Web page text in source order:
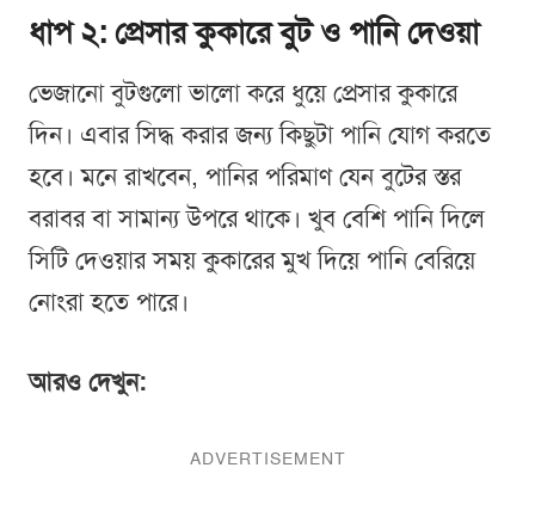
ধাপ ২: প্রেসার কুকারে বুট ও পানি দেওয়া
ভেজানো বুটগুলো ভালো করে ধুয়ে প্রেসার কুকারে
দিন। এবার সিদ্ধ করার জন্য কিছুটা পানি যোগ করতে
হবে। মনে রাখবেন, পানির পরিমাণ যেন বুটের স্তর
বরাবর বা সামান্য উপরে থাকে। খুব বেশি পানি দিলে
সিটি দেওয়ার সময় কুকারের মুখ দিয়ে পানি বেরিয়ে
নোংরা হতে পারে।
আরও দেখুন: